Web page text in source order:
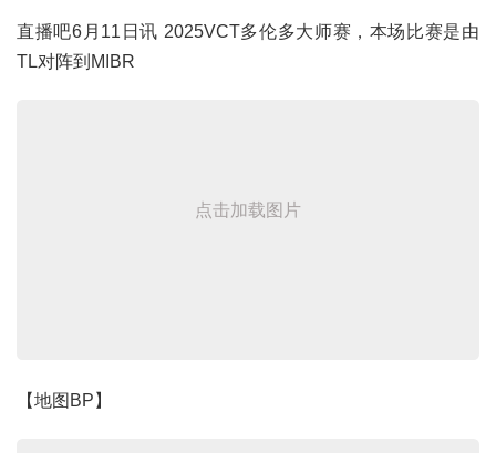
直播吧6月11日讯 2025VCT多伦多大师赛，本场比赛是由
TL对阵到MIBR
点击加载图片
【地图BP】